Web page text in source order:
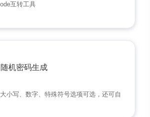
互转工具
随机密码生成
小写、数字、特殊符号选项可选，还可自